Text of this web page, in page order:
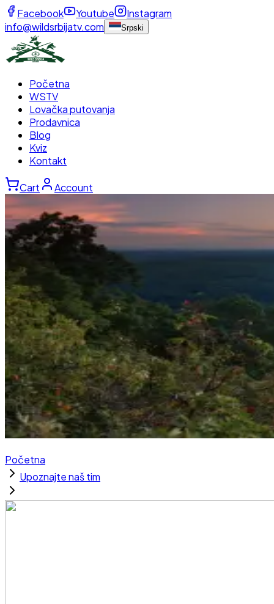
Facebook Youtube
Instagram
info@wildsrbijatv.com
Srpski
Početna
WSTV
Lovačka putovanja
Prodavnica
Blog
Kviz
Kontakt
Cart Account
Početna
Upoznajte naš tim